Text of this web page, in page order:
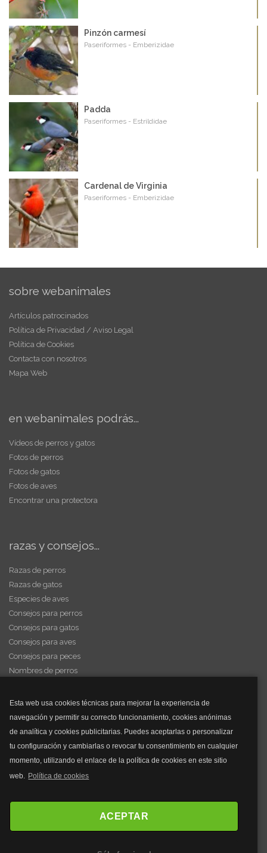
Esta web usa cookies técnicas para mejorar la experiencia de
navegación y permitir su correcto funcionamiento, cookies anónimas
de analítica y cookies publicitarias. Puedes aceptarlas o personalizar
tu configuración y cambiarlas o revocar tu consentimiento en cualquier
momento, utilizando el enlace de la política de cookies en este sitio
web. Política de cookies
ACEPTAR
Pinzón carmesí
Paseriformes - Emberizidae
Padda
Paseriformes - Estrildidae
Cardenal de Virginia
Paseriformes - Emberizidae
sobre webanimales
Artículos patrocinados
Política de Privacidad / Aviso Legal
Política de Cookies
Contacta con nosotros
Mapa Web
en webanimales podrás...
Vídeos de perros y gatos
Fotos de perros
Fotos de gatos
Fotos de aves
Encontrar una protectora
razas y consejos...
Razas de perros
Razas de gatos
Especies de aves
Consejos para perros
Consejos para gatos
Consejos para aves
Consejos para peces
Nombres de perros
y mucho más...